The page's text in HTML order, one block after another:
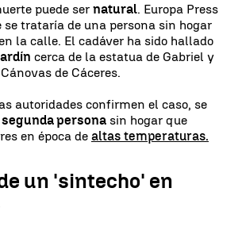
puede ser natural. Europa Press
se trataría de una persona sin hogar
la calle. El cadáver ha sido hallado
cerca de la estatua de Gabriel y
de Cáceres.
autoridades confirmen el caso, se
segunda persona sin hogar que
en época de altas temperaturas.
un 'sintecho' en